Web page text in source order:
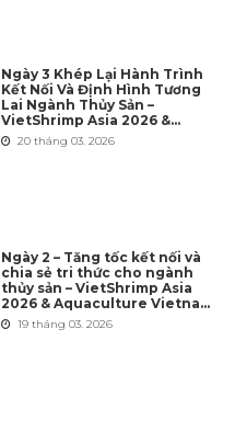
Ngày 3 Khép Lại Hành Trình
Kết Nối Và Định Hình Tương
Lai Ngành Thủy Sản –
VietShrimp Asia 2026 &
Aquaculture Vietnam 2026
20 tháng 03. 2026
Ngày 2 – Tăng tốc kết nối và
chia sẻ tri thức cho ngành
thủy sản – VietShrimp Asia
2026 & Aquaculture Vietnam
202619 tháng 03. 2026